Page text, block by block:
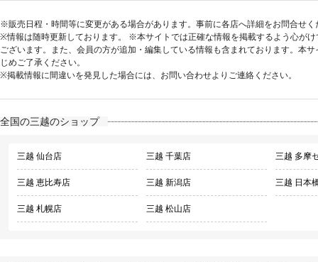
※販売日程・時間等に変更がある場合があります。事前に各店へ詳細をお問合せく
※情報は随時更新しております。 ※本サイトでは正確な情報を掲載するよう心が
ございます。また、会員の方が追加・編集している情報も含まれております。本
じめご了承ください。
※掲載情報に間違いを発見した場合には、お問い合わせよりご連絡ください。
全国の三越のショップ
三越 仙台店 三越 千葉店 三越 多摩
三越 恵比寿店 三越 新潟店 三越 日本
三越 札幌店 三越 松山店